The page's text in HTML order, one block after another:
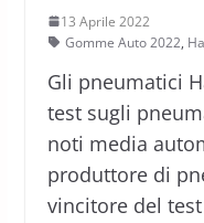
13 Aprile 2022
Gomme Auto 2022,
Gli pneumatici
test sugli
noti media
produttore di
vincitore del